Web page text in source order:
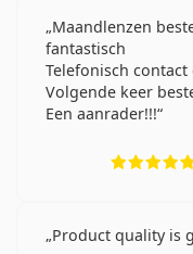
Maandlenzen
fantastisch
Telefonisch
Volgende keer
Een aanrader!!!
Product quality is